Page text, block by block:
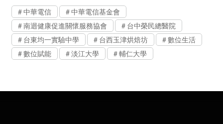
中華電信
中華電信基金會
南迴健康促進關懷服務協會
台中榮民總醫院
台東均一實驗中學
台西玉津烘焙坊
數位生活
數位賦能
淡江大學 輔仁大學